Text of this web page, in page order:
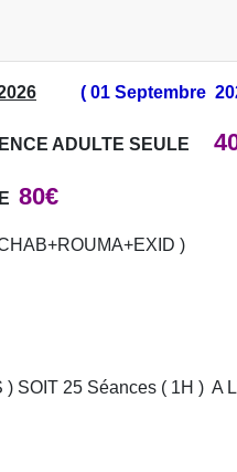
( 01 Septembre
ADULTE SEULE
80€
)
SOIT 25 Séances ( 1H ) A